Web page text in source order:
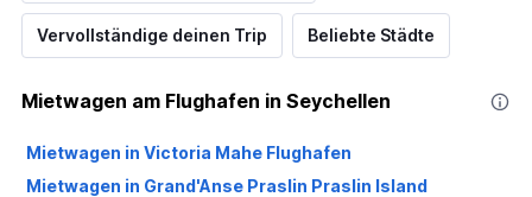
Vervollständige deinen Trip Beliebte Städte
Mietwagen am Flughafen in Seychellen
Mietwagen in Victoria Mahe Flughafen
Mietwagen in Grand'Anse Praslin Praslin Island